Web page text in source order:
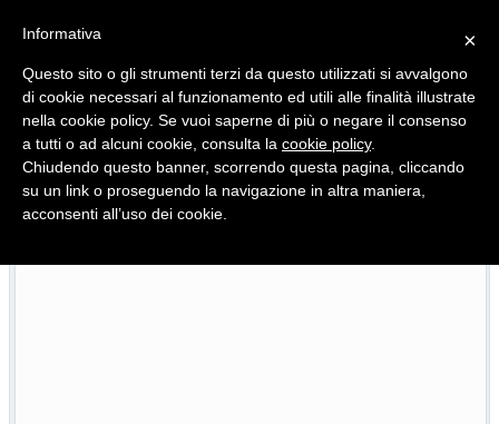
Quotidiano d'informazione distribuito in Molise con
×
Informativa
Questo sito o gli strumenti terzi da questo utilizzati si avvalgono
di cookie necessari al funzionamento ed utili alle finalità illustrate
nella cookie policy. Se vuoi saperne di più o negare il consenso
a tutti o ad alcuni cookie, consulta la cookie policy.
Chiudendo questo banner, scorrendo questa pagina, cliccando
su un link o proseguendo la navigazione in altra maniera,
acconsenti all’uso dei cookie.